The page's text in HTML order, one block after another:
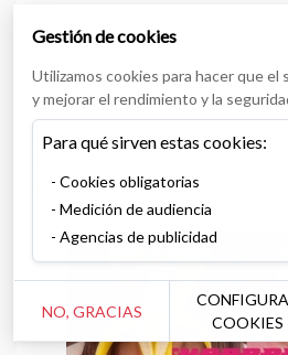
El musical El tiempo de
Apolo de Barcelona
Basado en el best seller de María
Costuras, el musical llega con una
estrenará el 28 de septiembre en
Barcelona.
Cine
Gestión de cookies
Utilizamos cookies para hacer que el
y mejorar el rendimiento y la
Para qué sirven estas cookies:
Cookies obligatorias
Medición de audiencia
Agencias de publicidad
NO, GRACIAS
COOKIES